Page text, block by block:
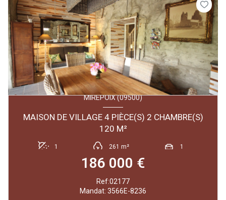
MIREPOIX (09500)
MAISON DE VILLAGE 4 PIÈCE(S) 2 CHAMBRE(S)
120 M²
1 261 m² 1
186 000 €
Ref:02177
Mandat: 3566E-8236